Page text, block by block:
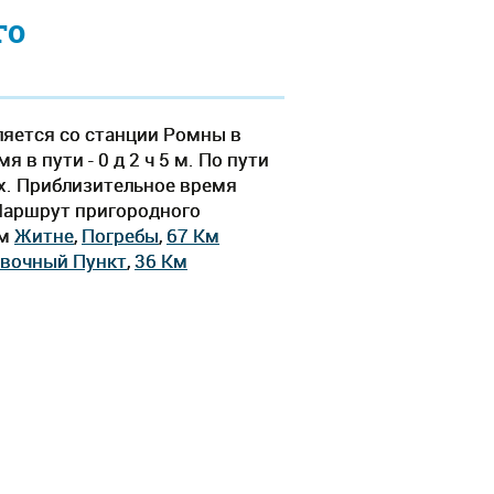
со станции Ромны в
в пути - 0 д 2 ч 5 м. По пути
Приблизительное время
пригородного
Житне, Погребы, 67 Км
Пункт,36 Км